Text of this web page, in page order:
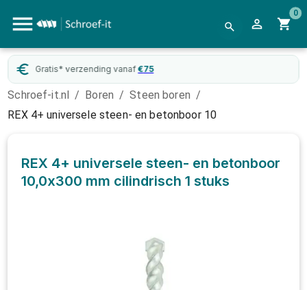
0
Gratis* verzending vanaf €75
Schroef-it.nl / Boren / Steen boren /
REX 4+ universele steen- en betonboor 10
REX 4+ universele steen- en betonboor
10,0x300 mm cilindrisch1 stuks